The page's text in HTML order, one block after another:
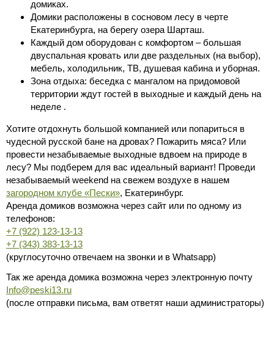
домиках.
Домики расположены в сосновом лесу в черте
Екатеринбурга, на берегу озера Шарташ.
Каждый дом оборудован с комфортом – большая
двуспальная кровать или две раздельных (на выбор),
мебель, холодильник, ТВ, душевая кабина и уборная.
Зона отдыха: беседка с мангалом на придомовой
территории ждут гостей в выходные и каждый день на
неделе .
Хотите отдохнуть большой компанией или попариться в
чудесной русской бане на дровах? Пожарить мяса? Или
провести незабываемые выходные вдвоем на природе в
лесу? Мы подберем для вас идеальный вариант! Проведи
незабываемый weekend на свежем воздухе в нашем
загородном клубе «Пески», Екатеринбург.
Аренда домиков возможна через сайт или по одному из
телефонов:
+7 (922) 123-13-13
+7 (343) 383-13-13
(круглосуточно отвечаем на звонки и в Whatsapp)
Так же аренда домика возможна через электронную почту
Info@peski13.ru
(после отправки письма, вам ответят наши администраторы)